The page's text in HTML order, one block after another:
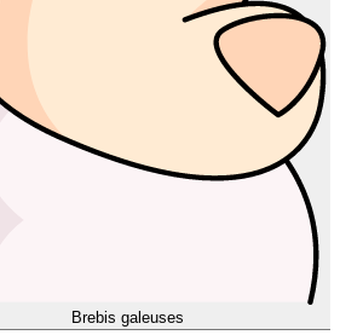
Brebis galeuses